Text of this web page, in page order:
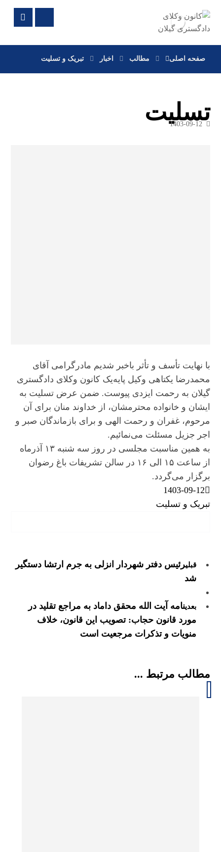
صفحه اصلی مطالب اخبار تبریک و تسلیت
تسلیت
1403-09-12
با نهایت تأسف و تأثر باخبر شدیم مادرگرامی آقای
محمدرضا یکتاهی وکیل پایه‌یک کانون وکلای دادگستری
گیلان به رحمت ایزدی پیوست. ضمن عرض تسلیت به
ایشان و خانواده محترمشان، از خداوند منان برای آن
مرحوم، غفران و رحمت الهی و برای بازماندگان صبر و
اجر جزیل مسئلت می‌نمائیم.
به همین مناسبت مجلسی در روز سه شنبه ۱۳ آذرماه
از ساعت ۱۵ الی ۱۶ در سالن تشریفات باغ رضوان
برگزار می‌گردد.
1403-09-12
تبریک و تسلیت
قبلیرئیس دفتر شهردار انزلی به جرم ارتشا دستگیر
شد
بعدینامه آیت الله محقق داماد به مراجع تقلید در
مورد قانون حجاب: تصویب این قانون، خلاف
منویات و تذکرات مرجعیت است
مطالب مرتبط ...